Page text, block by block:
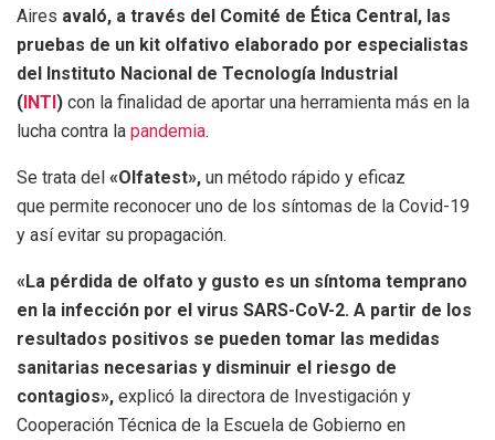
Aires avaló, a través del Comité de Ética Central, las
pruebas de un kit olfativo elaborado por especialistas
del Instituto Nacional de Tecnología Industrial
( INTI ) con la finalidad de aportar una herramienta más en la
lucha contra la pandemia.
Se trata del «Olfatest», un método rápido y eficaz
que permite reconocer uno de los síntomas de la Covid-19
y así evitar su propagación.
«La pérdida de olfato y gusto es un síntoma temprano
en la infección por el virus SARS-CoV-2. A partir de los
resultados positivos se pueden tomar las medidas
sanitarias necesarias y disminuir el riesgo de
contagios», explicó la directora de Investigación y
Cooperación Técnica de la Escuela de Gobierno en